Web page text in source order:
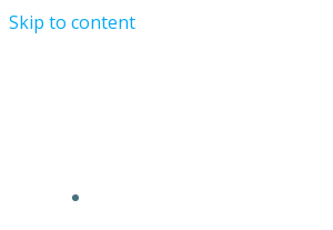
Skip to content